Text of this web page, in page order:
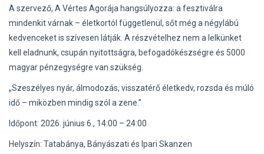
A szervező, A Vértes Agorája hangsúlyozza: a fesztiválra
mindenkit várnak – életkortól függetlenül, sőt még a négylábú
kedvenceket is szívesen látják. A részvételhez nem a lelkünket
kell eladnunk, csupán nyitottságra, befogadókészségre és 5000
magyar pénzegységre van szükség.
„Szeszélyes nyár, álmodozás, visszatérő életkedv, rozsda és múló
idő – miközben mindig szól a zene.”
Időpont: 2026. június 6., 14:00 – 24:00
Helyszín: Tatabánya, Bányászati és Ipari Skanzen